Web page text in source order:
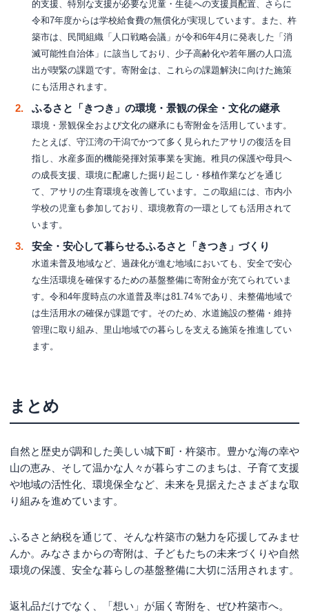
的支援、特別な支援が必要な児童・生徒への支援員配置、さらに
令和7年度からは学校給食費の無償化が実現しています。また、杵
築市は、民間組織「人口戦略会議」が令和6年4月に発表した「消
滅可能性自治体」に該当しており、少子高齢化や若年層の人口流
出が喫緊の課題です。寄附金は、これらの課題解決に向けた施策
にも活用されます。
ふるさと「きつき」の環境・景観の保全・文化の継承
環境・景観保全および文化の継承にも寄附金を活用しています。
たとえば、守江湾の干潟でかつて多く見られたアサリの復活を目
指し、水産多面的機能発揮対策事業を実施。稚貝の保護や母貝へ
の成長支援、環境に配慮した掘り起こし・移植作業などを通じ
て、アサリの生育環境を改善しています。この取組には、市内小
学校の児童も参加しており、環境教育の一環としても活用されて
います。
安全・安心して暮らせるふるさと「きつき」づくり
水道未普及地域など、過疎化が進む地域においても、安全で安心
な生活環境を確保するための基盤整備に寄附金が充てられていま
す。令和4年度時点の水道普及率は81.74％であり、未整備地域で
は生活用水の確保が課題です。そのため、水道施設の整備・維持
管理に取り組み、里山地域での暮らしを支える施策を推進してい
ます。
まとめ
自然と歴史が調和した美しい城下町・杵築市。豊かな海の幸や
山の恵み、そして温かな人々が暮らすこのまちは、子育て支援
や地域の活性化、環境保全など、未来を見据えたさまざまな取
り組みを進めています。
ふるさと納税を通じて、そんな杵築市の魅力を応援してみませ
んか。みなさまからの寄附は、子どもたちの未来づくりや自然
環境の保護、安全な暮らしの基盤整備に大切に活用されます。
返礼品だけでなく、「想い」が届く寄附を、ぜひ杵築市へ。